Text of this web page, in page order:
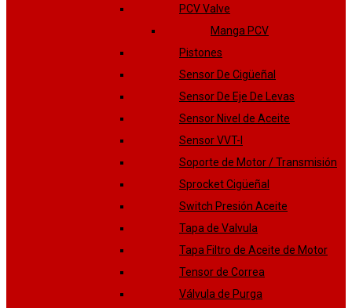
PCV Valve
Manga PCV
Pistones
Sensor De Cigüeñal
Sensor De Eje De Levas
Sensor Nivel de Aceite
Sensor VVT-I
Soporte de Motor / Transmisión
Sprocket Cigüeñal
Switch Presión Aceite
Tapa de Valvula
Tapa Filtro de Aceite de Motor
Tensor de Correa
Válvula de Purga